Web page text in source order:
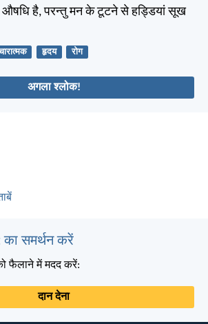
है, परन्तु मन के टूटने से हड्डियां सूख
हृदय रोग
अगला श्लोक!
का समर्थन करें
फैलाने में मदद करें:
दान देना